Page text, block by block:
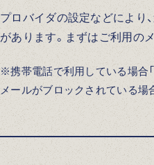
プロバイダの設定などにより
があります。まずはご利用の
※携帯電話で利用している場合
メールがブロックされている場